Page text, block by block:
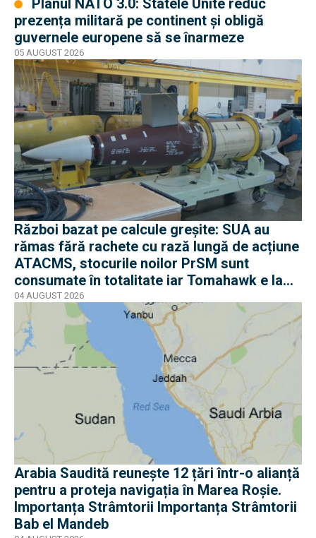
prezența militară pe continent și obligă
guvernele europene să se înarmeze
05 AUGUST 2026
Război bazat pe calcule greșite: SUA au
rămas fără rachete cu rază lungă de acțiune
ATACMS, stocurile noilor PrSM sunt
consumate în totalitate iar Tomahawk e la
jumătate
04 AUGUST 2026
Arabia Saudită reunește 12 țări într-o alianță
pentru a proteja navigația în Marea Roșie.
Importanța Strâmtorii Importanța Strâmtorii
Bab el Mandeb